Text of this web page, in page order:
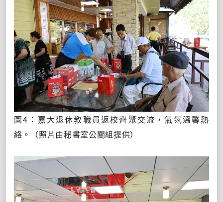
圖4：嘉大退休教職員返校齊聚交流，氣氛溫馨熱
絡。
（照片由秘書室公關組提供）